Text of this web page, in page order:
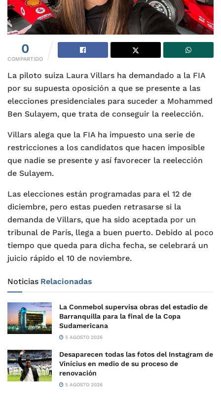
0
COMPARTIDO
La piloto suiza Laura Villars ha demandado a la FIA
por su supuesta oposición a que se presente a las
elecciones presidenciales para suceder a Mohammed
Ben Sulayem, que trata de conseguir la reelección.
Villars alega que la FIA ha impuesto una serie de
restricciones a los candidatos que hacen imposible
que nadie se presente y así favorecer la reelección
de Sulayem.
Las elecciones están programadas para el 12 de
diciembre, pero estas pueden retrasarse si la
demanda de Villars, que ha sido aceptada por un
tribunal de París, llega a buen puerto. Debido al poco
tiempo que queda para dicha fecha, se celebrará un
juicio rápido el 10 de noviembre.
Noticias Relacionadas
La Conmebol supervisa obras del estadio de
Barranquilla para la final de la Copa
Sudamericana
5 AGOSTO 2026
Desaparecen todas las fotos del Instagram de
Vinícius en medio de su proceso de
renovación
5 AGOSTO 2026